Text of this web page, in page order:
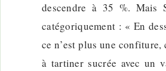
descendre à 35 %. Mais
catégoriquement : « En
ce n’est plus une confiture,
à tartiner sucrée avec un